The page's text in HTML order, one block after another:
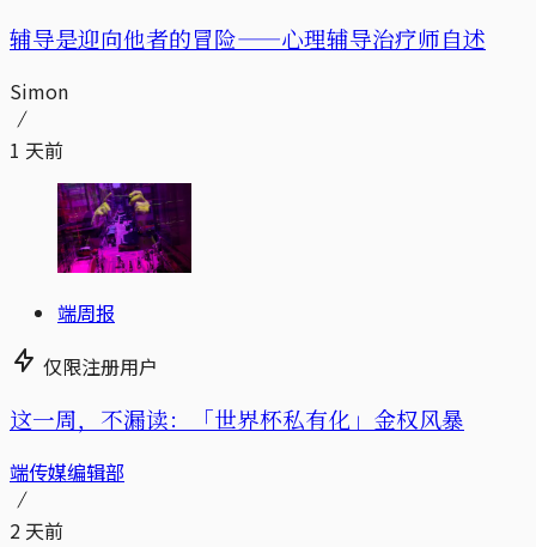
辅导是迎向他者的冒险——心理辅导治疗师自述
Simon
1 天前
端周报
仅限注册用户
这一周，不漏读：「世界杯私有化」金权风暴
端传媒编辑部
2 天前